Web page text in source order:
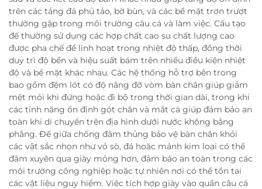
trên các tảng đá phủ tảo, bờ bùn, và các bề mặt trơn trượt
thường gặp trong môi trường câu cá và làm việc. Cấu tạo
đế thường sử dụng các hợp chất cao su chất lượng cao
được pha chế để linh hoạt trong nhiệt độ thấp, đồng thời
duy trì độ bền và hiệu suất bám trên nhiều điều kiện nhiệt
độ và bề mặt khác nhau. Các hệ thống hỗ trợ bên trong
bao gồm đệm lót có độ nâng đỡ vòm bàn chân giúp giảm
mệt mỏi khi đứng hoặc đi bộ trong thời gian dài, trong khi
các tính năng ổn định gót chân và mắt cá giúp đảm bảo an
toàn khi di chuyển trên địa hình dưới nước không bằng
phẳng. Đế giữa chống đâm thủng bảo vệ bàn chân khỏi
các vật sắc nhọn như vỏ sò, đá hoặc mảnh kim loại có thể
đâm xuyên qua giày mỏng hơn, đảm bảo an toàn trong các
môi trường công nghiệp hoặc tự nhiên nơi có thể tồn tại
các vật liệu nguy hiểm. Việc tích hợp giày vào quần câu cá